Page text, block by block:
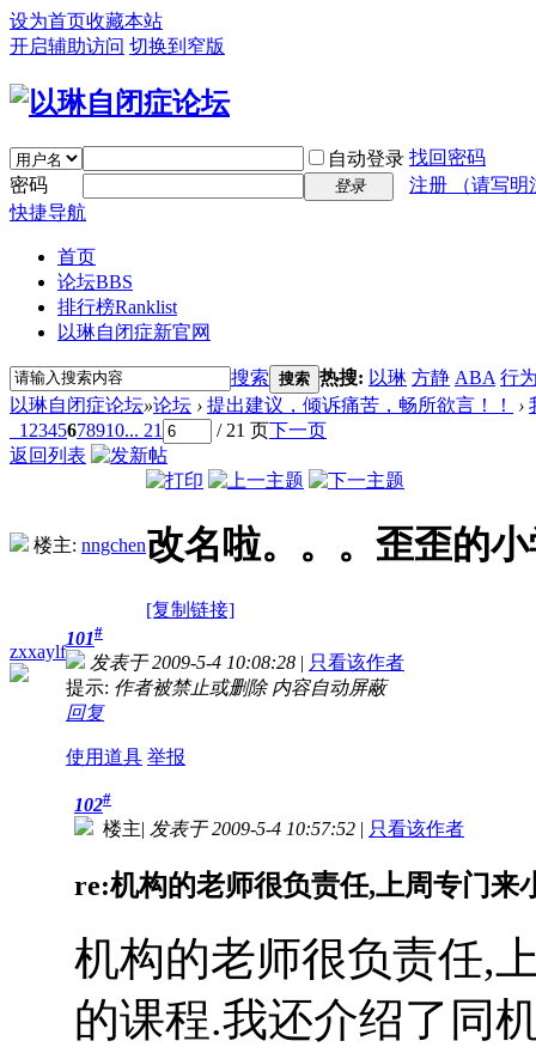
设为首页收藏本站
开启辅助访问 切换到窄版
自动登录 找回密码
密码
登录
注册 （请写明
快捷导航
首页
论坛BBS
排行榜Ranklist
以琳自闭症新官网
搜索 搜索 热搜: 以琳 方静 ABA 行
以琳自闭症论坛»论坛 › 提出建议，倾诉痛苦，畅所欲言！！ ›
1 2345678910... 21 / 21 页下一页
返回列表
楼主: nngchen改名啦。。。歪歪的
[复制链接]
zxxaylf
101#
发表于 2009-5-4 10:08:28 | 只看该作者
提示: 作者被禁止或删除 内容自动屏蔽
回复
使用道具 举报
102#
楼主| 发表于 2009-5-4 10:57:52 | 只看该作者
re:机构的老师很负责任,上周专门来
机构的老师很负责任,
的课程.我还介绍了同